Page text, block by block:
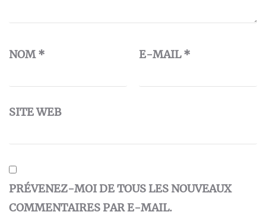
NOM* E-MAIL*
SITE WEB
PRÉVENEZ-MOI DE TOUS LES NOUVEAUX
COMMENTAIRES PAR E-MAIL.